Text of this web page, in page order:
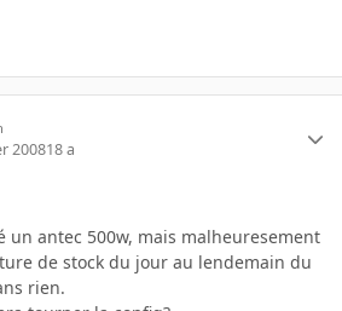
200818 a
un antec 500w, mais malheuresement
de stock du jour au lendemain du
rien.